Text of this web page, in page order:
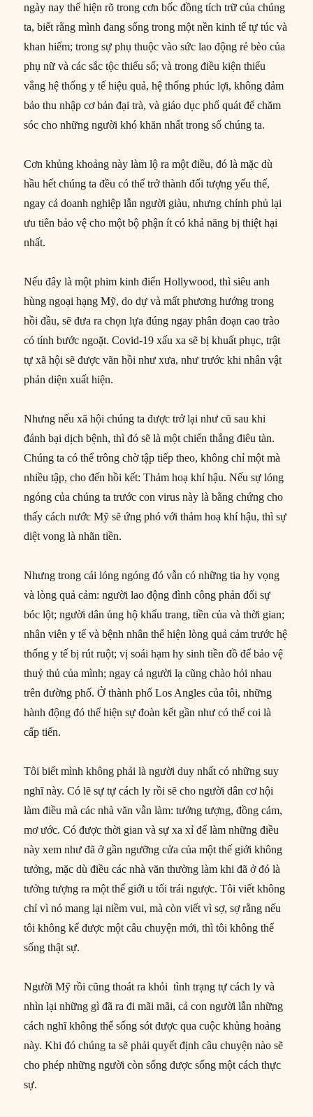
ngày nay thể hiện rõ trong cơn bốc đồng tích trữ của chúng
ta, biết rằng mình đang sống trong một nền kinh tế tự túc và
khan hiếm; trong sự phụ thuộc vào sức lao động rẻ bèo của
phụ nữ và các sắc tộc thiểu số; và trong điều kiện thiếu
vắng hệ thống y tế hiệu quả, hệ thống phúc lợi, không đảm
bảo thu nhập cơ bản đại trà, và giáo dục phổ quát để chăm
sóc cho những người khó khăn nhất trong số chúng ta.
Cơn khủng khoảng này làm lộ ra một điều, đó là mặc dù
hầu hết chúng ta đều có thể trở thành đối tượng yếu thế,
ngay cả doanh nghiệp lẫn người giàu, nhưng chính phủ lại
ưu tiên bảo vệ cho một bộ phận ít có khả năng bị thiệt hại
nhất.
Nếu đây là một phim kinh điển Hollywood, thì siêu anh
hùng ngoại hạng Mỹ, do dự và mất phương hướng trong
hồi đầu, sẽ đưa ra chọn lựa đúng ngay phân đoạn cao trào
có tính bước ngoặt. Covid-19 xấu xa sẽ bị khuất phục, trật
tự xã hội sẽ được vãn hồi như xưa, như trước khi nhân vật
phản diện xuất hiện.
Nhưng nếu xã hội chúng ta được trở lại như cũ sau khi
đánh bại dịch bệnh, thì đó sẽ là một chiến thắng điêu tàn.
Chúng ta có thể trông chờ tập tiếp theo, không chỉ một mà
nhiều tập, cho đến hồi kết: Thảm hoạ khí hậu. Nếu sự lóng
ngóng của chúng ta trước con virus này là bằng chứng cho
thấy cách nước Mỹ sẽ ứng phó với thảm hoạ khí hậu, thì sự
diệt vong là nhãn tiền.
Nhưng trong cái lóng ngóng đó vẫn có những tia hy vọng
và lòng quả cảm: người lao động đình công phản đối sự
bóc lột; người dân ủng hộ khẩu trang, tiền của và thời gian;
nhân viên y tế và bệnh nhân thể hiện lòng quả cảm trước hệ
thống y tế bị rút ruột; vị soái hạm hy sinh tiền đồ để bảo vệ
thuỷ thủ của mình; ngay cả người lạ cũng chào hỏi nhau
trên đường phố. Ở thành phố Los Angles của tôi, những
hành động đó thể hiện sự đoàn kết gần như có thể coi là
cấp tiến.
Tôi biết mình không phải là người duy nhất có những suy
nghĩ này. Có lẽ sự tự cách ly rồi sẽ cho người dân cơ hội
làm điều mà các nhà văn vẫn làm: tưởng tượng, đồng cảm,
mơ ước. Có được thời gian và sự xa xỉ để làm những điều
này xem như đã ở gần ngưỡng cửa của một thế giới không
tưởng, mặc dù điều các nhà văn thường làm khi đã ở đó là
tưởng tượng ra một thế giới u tối trái ngược. Tôi viết không
chỉ vì nó mang lại niềm vui, mà còn viết vì sợ, sợ rằng nếu
tôi không kể được một câu chuyện mới, thì tôi không thể
sống thật sự.
Người Mỹ rồi cũng thoát ra khỏi tình trạng tự cách ly và
nhìn lại những gì đã ra đi mãi mãi, cả con người lẫn những
cách nghĩ không thể sống sót được qua cuộc khủng hoảng
này. Khi đó chúng ta sẽ phải quyết định câu chuyện nào sẽ
cho phép những người còn sống được sống một cách thực
sự.